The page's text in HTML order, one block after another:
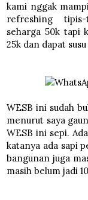
kami nggak
refreshing
seharga 50k tapi
25k dan dapat
WESB ini sudah
menurut saya
WESB ini sepi.
katanya ada sapi
bangunan juga
masih belum jadi